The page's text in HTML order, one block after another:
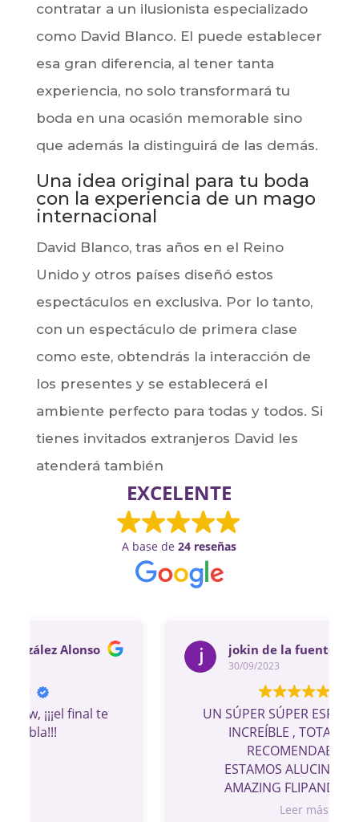
contratar a un ilusionista especializado
como David Blanco. El puede establecer
esa gran diferencia, al tener tanta
experiencia, no solo transformará tu
boda en una ocasión memorable sino
que además la distinguirá de las demás.
Una idea original para tu boda
con la experiencia de un mago
internacional
David Blanco, tras años en el Reino
Unido y otros países diseñó estos
espectáculos en exclusiva. Por lo tanto,
con un espectáculo de primera clase
como este, obtendrás la interacción de
los presentes y se establecerá el
ambiente perfecto para todas y todos. Si
tienes invitados extranjeros David les
atenderá también
EXCELENTE
A base de24 reseñas
jokin de la fuente
UN SÚPER SÚPER ESPECTACULO ,
INCREÍBLE , TOTALMENTE
ESTAMOS ALUCINANDO ❤️
AMAZING FLIPANDO ……….